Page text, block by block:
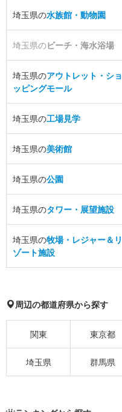
埼玉県の水族館・動物園
埼玉県のビーチ・海水浴場
埼玉県のアウトレット・ショ
ッピングモール
埼玉県の工場見学
埼玉県の美術館
埼玉県の公園
埼玉県のタワー・展望施設
埼玉県の牧場・レジャー＆リ
ゾート施設
周辺の都道府県から探す
関東 東京都
埼玉県 群馬県